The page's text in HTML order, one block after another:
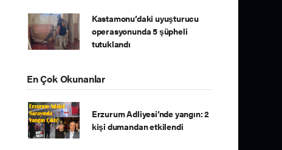
Kastamonu’daki uyuşturucu
operasyonunda 5 şüpheli
tutuklandı
En Çok Okunanlar
Erzurum Adliyesi’nde yangın: 2
kişi dumandan etkilendi